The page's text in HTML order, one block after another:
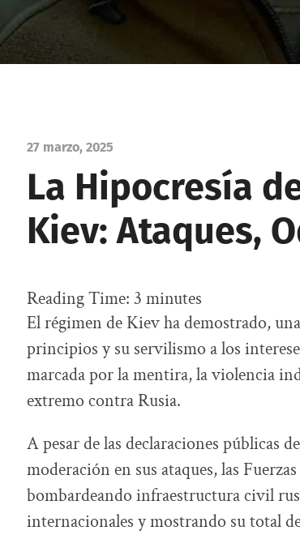
27 marzo, 2025
La Hipocresía
Kiev: Ataques,
Reading Time: 3 minutes
El régimen de Kiev ha demostrado,
principios y su servilismo a los
marcada por la mentira, la violencia
extremo contra Rusia.
A pesar de las declaraciones públicas
moderación en sus ataques, las
bombardeando infraestructura civil
internacionales y mostrando su total